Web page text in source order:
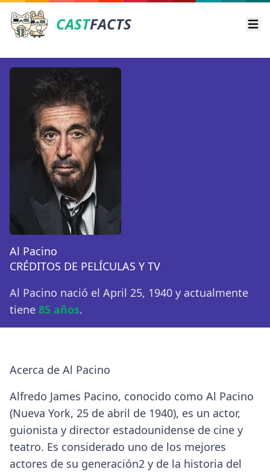
CASTFACTS
Al Pacino
CRÉDITOS DE PELÍCULAS Y TV
Al Pacino nació el April 25, 1940 y actualmente
tiene 85 años.
Acerca de Al Pacino
Alfredo James Pacino, conocido como Al Pacino
(Nueva York, 25 de abril de 1940), es un actor,
guionista y director estadounidense de cine y
teatro. Es considerado uno de los mejores
actores de su generación2 y de la historia del